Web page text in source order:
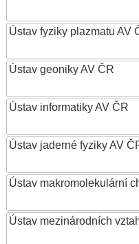
Ústav fyziky plazmatu AV
Ústav geoniky AV ČR
Ústav informatiky AV ČR
Ústav jaderné fyziky AV
Ústav makromolekulární
Ústav mezinárodních